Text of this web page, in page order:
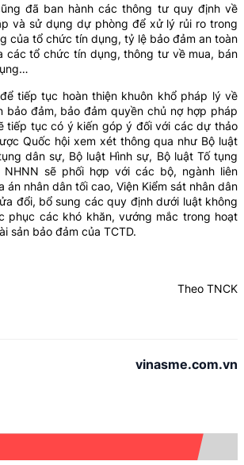
đã ban hành các thông tư quy định về
và sử dụng dự phòng để xử lý rủi ro trong
của tổ chức tín dụng, tỷ lệ bảo đảm an toàn
các tổ chức tín dụng, thông tư về mua, bán
tiếp tục hoàn thiện khuôn khổ pháp lý về
bảo đảm, bảo đảm quyền chủ nợ hợp pháp
tiếp tục có ý kiến góp ý đối với các dự thảo
Quốc hội xem xét thông qua như Bộ luật
dân sự, Bộ luật Hình sự, Bộ luật Tố tụng
sẽ phối hợp với các bộ, ngành liên
án nhân dân tối cao, Viện Kiểm sát nhân dân
đổi, bổ sung các quy định dưới luật không
phục các khó khăn, vướng mắc trong hoạt
sản bảo đảm của TCTD.
Theo TNCK
vinasme.com.vn